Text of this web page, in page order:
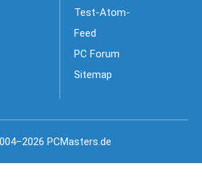
Test-Atom-
Feed
PC Forum
Sitemap
PCMasters.de